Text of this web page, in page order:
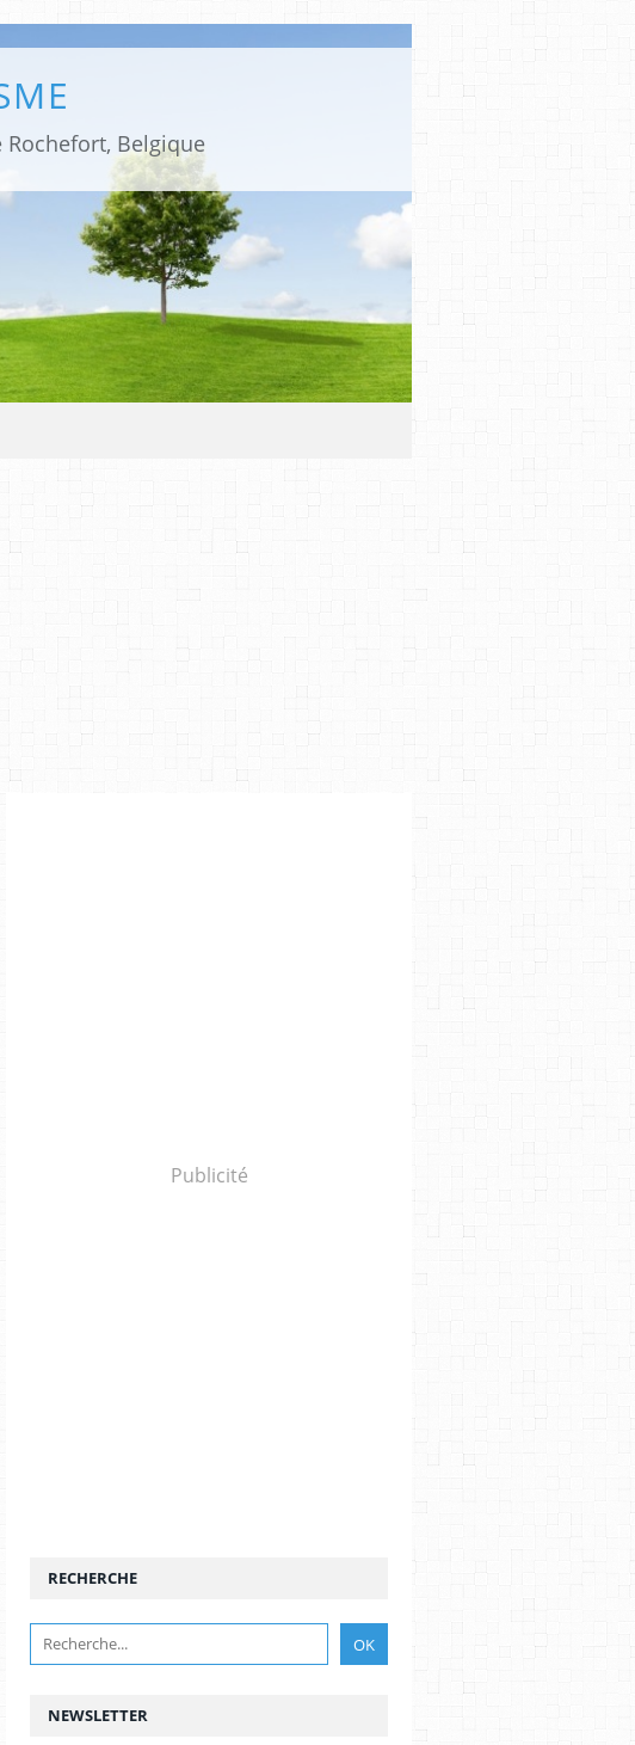
Belgique
Publicité
NEWSLETTER
RECHERCHE